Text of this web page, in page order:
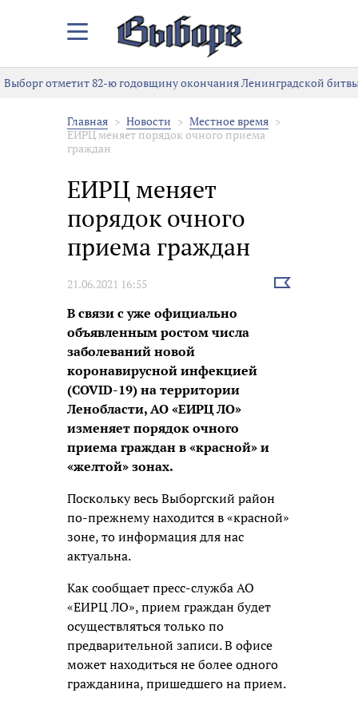
Закрыть/
меню
Выборг отметит 82-ю годовщину окончания Ленинградской битвы
Главная Новости
Местное время
ЕИРЦ меняет порядок очного приема
граждан
ЕИРЦ меняет
порядок очного
приема граждан
21.06.2021 16:55
Выбрать
В связи с уже официально
объявленным ростом числа
заболеваний новой
коронавирусной инфекцией
(COVID-19) на территории
Ленобласти, АО «ЕИРЦ ЛО»
изменяет порядок очного
приема граждан в «красной» и
«желтой» зонах.
Поскольку весь Выборгский район
по-прежнему находится в «красной»
зоне, то информация для нас
актуальна.
Как сообщает пресс-служба АО
«ЕИРЦ ЛО», прием граждан будет
осуществляться только по
предварительной записи. В офисе
может находиться не более одного
гражданина, пришедшего на прием.